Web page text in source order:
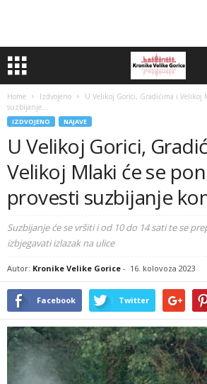
Home Izdvojeno
U Velikoj Gorici, Gradićima i Velikoj
suzbijanje...
IZDVOJENO NAJAVE
U Velikoj Gorici,
Velikoj Mlaki će se
provesti suzbijanje
Suzbijanje će se vršiti i od 10 do 14 sati te se
izbjegavati izlazak na ulice
Autor: Kronike Velike Gorice - 16. kolovoza 2023
Facebook Twitter